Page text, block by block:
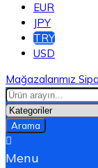
EUR
JPY
TRY
USD
Mağazalarımız
Arama

Menu